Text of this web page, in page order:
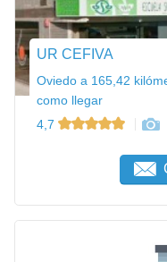
UR CEFIVA
Oviedo a 165,42
como llegar
4,7